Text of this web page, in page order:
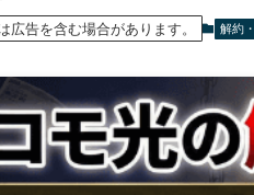
広告を含む場合があります。 解約